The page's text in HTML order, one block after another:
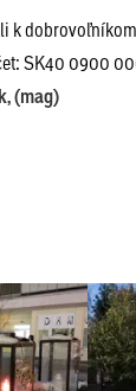
k
SK40 0900
(mag)